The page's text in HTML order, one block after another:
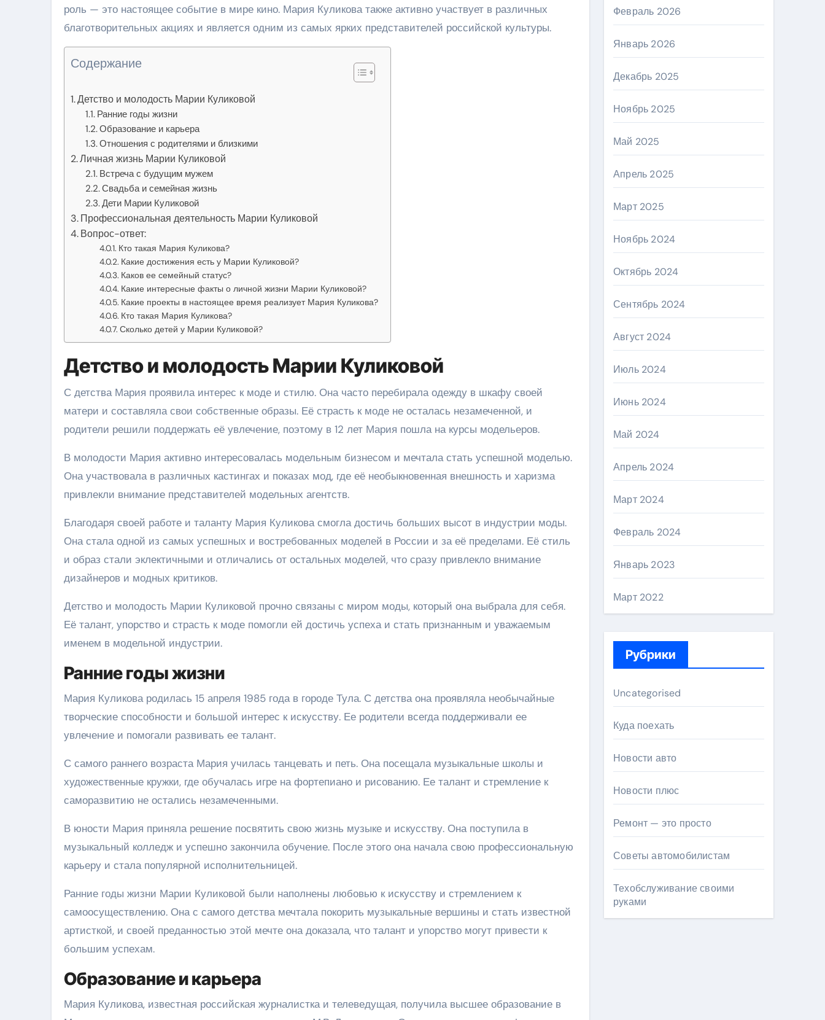
роль — это настоящее событие в мире кино. Мария Куликова также активно участвует в различных
благотворительных акциях и является одним из самых ярких представителей российской культуры.
Содержание
Детство и молодость Марии Куликовой
Ранние годы жизни
Образование и карьера
Отношения с родителями и близкими
Личная жизнь Марии Куликовой
Встреча с будущим мужем
Свадьба и семейная жизнь
Дети Марии Куликовой
Профессиональная деятельность Марии Куликовой
Вопрос-ответ:
Кто такая Мария Куликова?
Какие достижения есть у Марии Куликовой?
Каков ее семейный статус?
Какие интересные факты о личной жизни Марии Куликовой?
Какие проекты в настоящее время реализует Мария Куликова?
Кто такая Мария Куликова?
Сколько детей у Марии Куликовой?
Детство и молодость Марии Куликовой
С детства Мария проявила интерес к моде и стилю. Она часто перебирала одежду в шкафу своей
матери и составляла свои собственные образы. Её страсть к моде не осталась незамеченной, и
родители решили поддержать её увлечение, поэтому в 12 лет Мария пошла на курсы модельеров.
В молодости Мария активно интересовалась модельным бизнесом и мечтала стать успешной моделью.
Она участвовала в различных кастингах и показах мод, где её необыкновенная внешность и харизма
привлекли внимание представителей модельных агентств.
Благодаря своей работе и таланту Мария Куликова смогла достичь больших высот в индустрии моды.
Она стала одной из самых успешных и востребованных моделей в России и за её пределами. Её стиль
и образ стали эклектичными и отличались от остальных моделей, что сразу привлекло внимание
дизайнеров и модных критиков.
Детство и молодость Марии Куликовой прочно связаны с миром моды, который она выбрала для себя.
Её талант, упорство и страсть к моде помогли ей достичь успеха и стать признанным и уважаемым
именем в модельной индустрии.
Ранние годы жизни
Мария Куликова родилась 15 апреля 1985 года в городе Тула. С детства она проявляла необычайные
творческие способности и большой интерес к искусству. Ее родители всегда поддерживали ее
увлечение и помогали развивать ее талант.
С самого раннего возраста Мария училась танцевать и петь. Она посещала музыкальные школы и
художественные кружки, где обучалась игре на фортепиано и рисованию. Ее талант и стремление к
саморазвитию не остались незамеченными.
В юности Мария приняла решение посвятить свою жизнь музыке и искусству. Она поступила в
музыкальный колледж и успешно закончила обучение. После этого она начала свою профессиональную
карьеру и стала популярной исполнительницей.
Ранние годы жизни Марии Куликовой были наполнены любовью к искусству и стремлением к
самоосуществлению. Она с самого детства мечтала покорить музыкальные вершины и стать известной
артисткой, и своей преданностью этой мечте она доказала, что талант и упорство могут привести к
большим успехам.
Образование и карьера
Мария Куликова, известная российская журналистка и телеведущая, получила высшее образование в
Февраль 2026
Январь 2026
Декабрь 2025
Ноябрь 2025
Май 2025
Апрель 2025
Март 2025
Ноябрь 2024
Октябрь 2024
Сентябрь 2024
Август 2024
Июль 2024
Июнь 2024
Май 2024
Апрель 2024
Март 2024
Февраль 2024
Январь 2023
Март 2022
Рубрики
Uncategorised
Куда поехать
Новости авто
Новости плюс
Ремонт — это просто
Советы автомобилистам
Техобслуживание своими
руками